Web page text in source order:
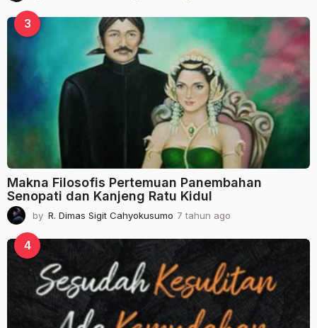
a
u
n
a
g
o
3
Makna Filosofis Pertemuan Panembahan
Senopati dan Kanjeng Ratu Kidul
by R. Dimas Sigit Cahyokusumo 7 tahun ago
a
u
n
a
o
4